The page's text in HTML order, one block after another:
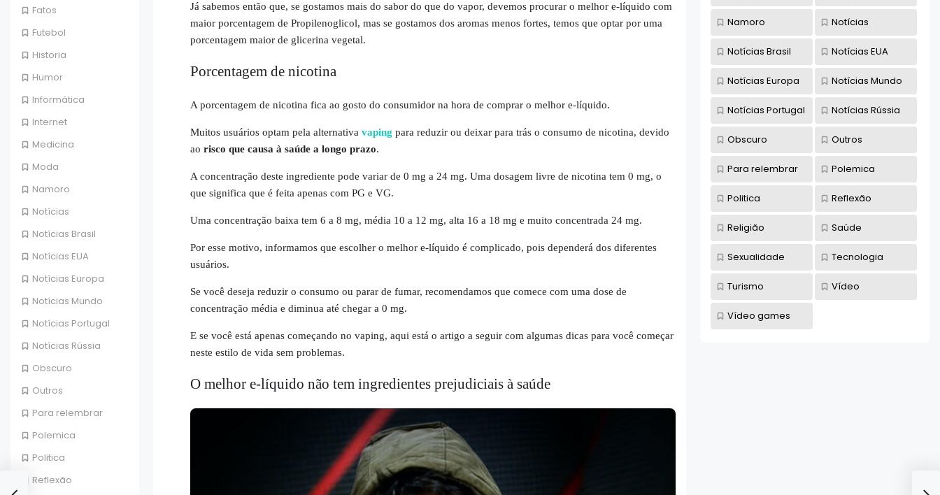
Fatos
Futebol
Historia
Humor
Informática
Internet
Medicina
Moda
Namoro
Notícias
Notícias Brasil
Notícias EUA
Notícias Europa
Notícias Mundo
Notícias Portugal
Notícias Rússia
Obscuro
Outros
Para relembrar
Polemica
Politica
Reflexão
Já sabemos então que, se gostamos mais do sabor do que do vapor, devemos procurar o melhor e-líquido com
maior porcentagem de Propilenoglicol, mas se gostamos dos aromas menos fortes, temos que optar por uma
porcentagem maior de glicerina vegetal.
Porcentagem de nicotina
A porcentagem de nicotina fica ao gosto do consumidor na hora de comprar o melhor e-líquido.
Muitos usuários optam pela alternativa vaping para reduzir ou deixar para trás o consumo de nicotina, devido
ao risco que causa à saúde a longo prazo.
A concentração deste ingrediente pode variar de 0 mg a 24 mg. Uma dosagem livre de nicotina tem 0 mg, o
que significa que é feita apenas com PG e VG.
Uma concentração baixa tem 6 a 8 mg, média 10 a 12 mg, alta 16 a 18 mg e muito concentrada 24 mg.
Por esse motivo, informamos que escolher o melhor e-líquido é complicado, pois dependerá dos diferentes
usuários.
Se você deseja reduzir o consumo ou parar de fumar, recomendamos que comece com uma dose de
concentração média e diminua até chegar a 0 mg.
E se você está apenas começando no vaping, aqui está o artigo a seguir com algumas dicas para você começar
neste estilo de vida sem problemas.
O melhor e-líquido não tem ingredientes prejudiciais à saúde
Namoro Notícias
Notícias Brasil Notícias EUA
Notícias Europa Notícias Mundo
Notícias Portugal Notícias Rússia
Obscuro Outros
Para relembrar Polemica
Politica Reflexão
Religião Saúde
Sexualidade Tecnologia
Turismo Vídeo
Vídeo games